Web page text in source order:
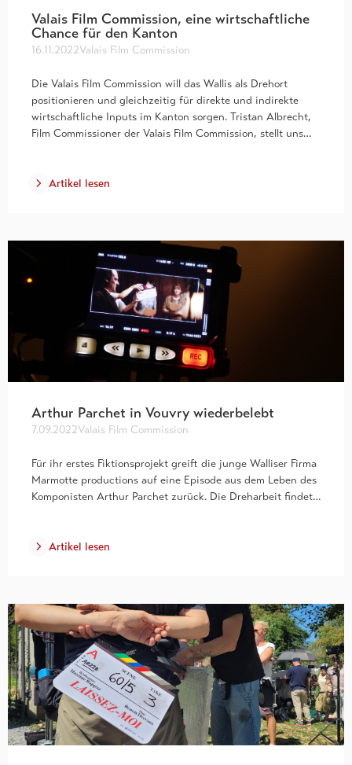
Valais Film Commission, eine wirtschaftliche
Chance für den Kanton
16.11.2022Valais Film Commission
Die Valais Film Commission will das Wallis als Drehort
positionieren und gleichzeitig für direkte und indirekte
wirtschaftliche Inputs im Kanton sorgen. Tristan Albrecht,
Film Commissioner der Valais Film Commission, stellt uns…
Artikel lesen
Arthur Parchet in Vouvry wiederbelebt
7.09.2022Valais Film Commission
Für ihr erstes Fiktionsprojekt greift die junge Walliser Firma
Marmotte productions auf eine Episode aus dem Leben des
Komponisten Arthur Parchet zurück. Die Dreharbeit findet…
Artikel lesen